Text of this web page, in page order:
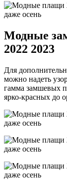
Модные
2022 2023
Для
можно надеть
гамма замшевых
ярко-красных до